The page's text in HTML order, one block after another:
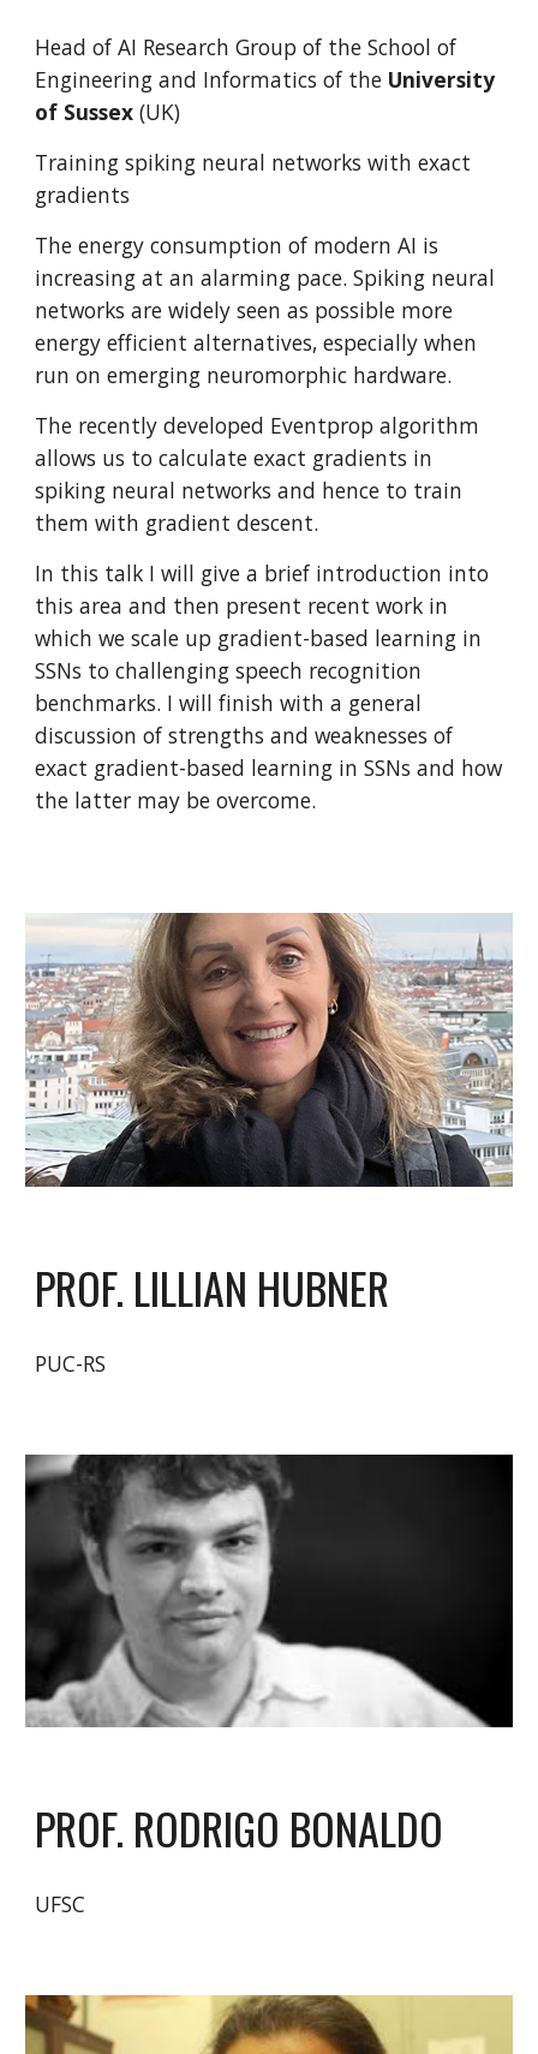
Head of AI Research Group of theSchool of
Engineering and Informatics of the University
of Sussex (UK)
Training spiking neural networks with exact
gradients
The energy consumption of modern AI is
increasing at an alarming pace. Spiking neural
networks are widely seen as possible more
energy efficient alternatives, especially when
run on emerging neuromorphic hardware.
The recently developed Eventprop algorithm
allows us to calculate exact gradients in
spiking neural networks and hence to train
them with gradient descent.
In this talk I will give a brief introduction into
this area and then present recent work in
which we scale up gradient-based learning in
SSNs to challenging speech recognition
benchmarks. I will finish with a general
discussion of strengths and weaknesses of
exact gradient-based learning in SSNs and how
the latter may be overcome.
PROF. LILLIAN HUBNER
PUC-RS
PROF. RODRIGO BONALDO
UFSC